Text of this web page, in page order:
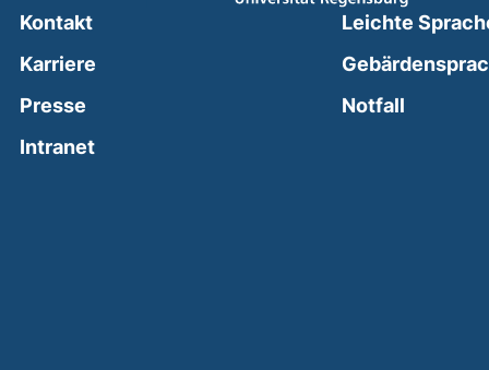
Kontakt
Karriere
Presse
Intranet(external link, opens in a new window)
Leichte
Notfall